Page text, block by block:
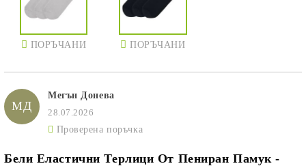
ПОРЪЧАНИ ПОРЪЧАНИ
МД
Мегън Донева
28.07.2026
Проверена поръчка
Бели Еластични Терлици От Пениран Памук -